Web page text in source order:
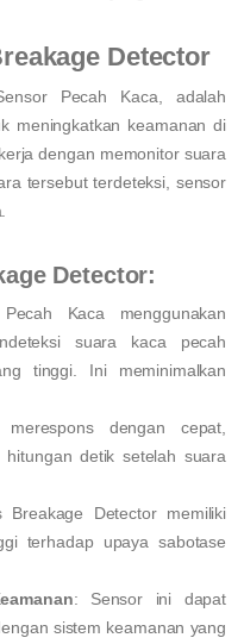
Detector
Pecah Kaca, adalah
meningkatkan keamanan di
dengan memonitor suara
tersebut terdeteksi, sensor
Detector:
Kaca menggunakan
suara kaca pecah
tinggi. Ini meminimalkan
dengan cepat,
detik setelah suara
Breakage Detector memiliki
terhadap upaya sabotase
: Sensor ini dapat
sistem keamanan yang